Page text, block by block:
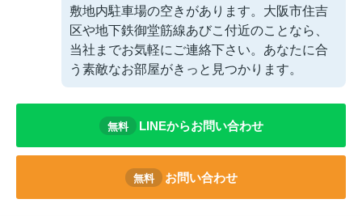
敷地内駐車場の空きがあります。大阪市住吉
区や地下鉄御堂筋線あびこ付近のことなら、
当社までお気軽にご連絡下さい。あなたに合
う素敵なお部屋がきっと見つかります。
無料 LINEからお問い合わせ
無料 お問い合わせ